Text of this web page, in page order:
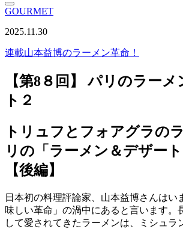
GOURMET
2025.11.30
連載山本益博のラーメン革命！
【第8８回】 パリのラー
ト２
トリュフとフォアグラの
リの「ラーメン＆デザー
【後編】
日本初の料理評論家、山本益博さんはい
味しい革命」の渦中にあると言います。
して愛されてきたラーメンは、ミシュラ